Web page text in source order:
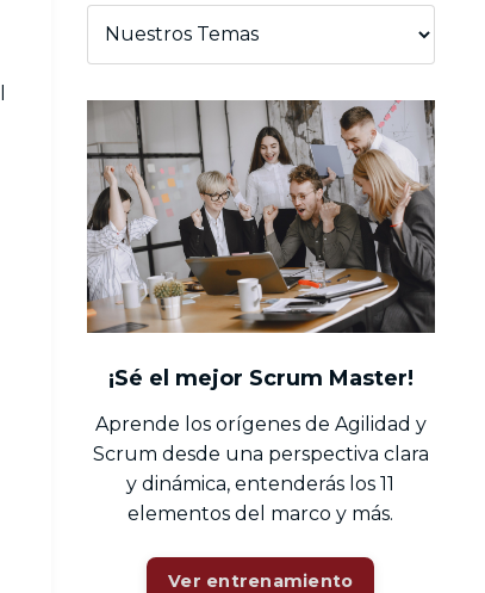
¡Sé el mejor Scrum Master!
Aprende los orígenes de Agilidad y
Scrum desde una perspectiva clara
y dinámica, entenderás los 11
elementos del marco y más.
Ver entrenamiento